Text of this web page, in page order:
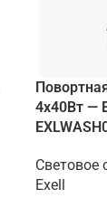
4х40Вт —
Световое
Exell